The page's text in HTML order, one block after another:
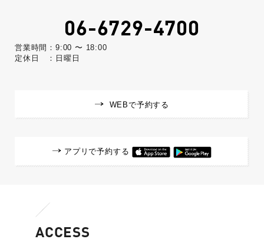
06-6729-4700
営業時間：9:00 〜 18:00
定休日 ：日曜日
WEBで予約する
アプリで予約する
ACCESS